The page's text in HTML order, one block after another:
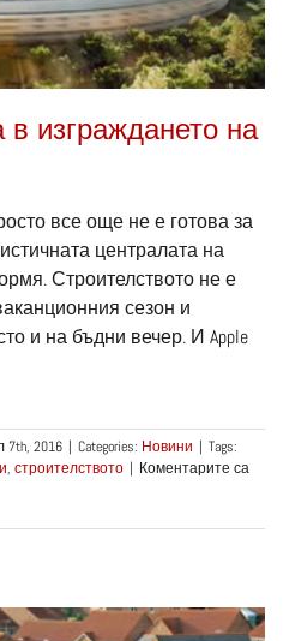
изграждането на
все още не е готова за
централата на
Строителството не е
сезон и
и на бъдни вечер. И Apple
7th, 2016 | Categories: Новини | Tags:
, строителството | Коментарите са